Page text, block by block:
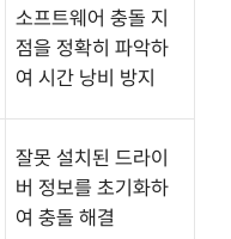
소프트웨어 충돌 지
점을 정확히 파악하
여 시간 낭비 방지
잘못 설치된 드라이
버 정보를 초기화하
여 충돌 해결